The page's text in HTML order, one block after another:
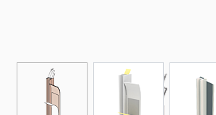
View larger imageView larger image